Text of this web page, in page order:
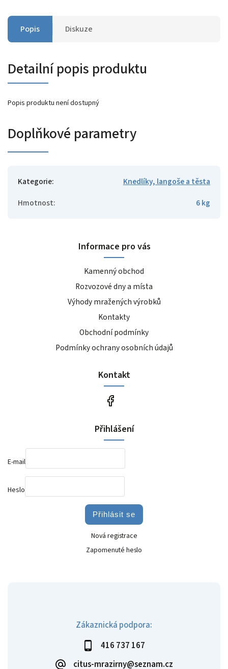
Popis Diskuze
Detailní popis produktu
Popis produktu není dostupný
Doplňkové parametry
Kategorie:
Knedlíky, langoše a těsta
Hmotnost: 6 kg
Zákaznická podpora:
416 737 167
citus-mrazirny@seznam.cz
Informace pro vás
Kamenný obchod
Rozvozové dny a místa
Výhody mražených výrobků
Kontakty
Obchodní podmínky
Podmínky ochrany osobních údajů
Kontakt
Přihlášení
E-mail
Heslo
Přihlásit se
Nová registrace
Zapomenuté heslo